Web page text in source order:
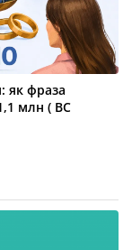
як фраза
млн ( ВС